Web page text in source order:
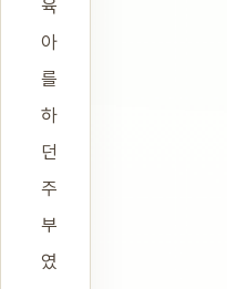
육
아
를
하
던
주
부
였